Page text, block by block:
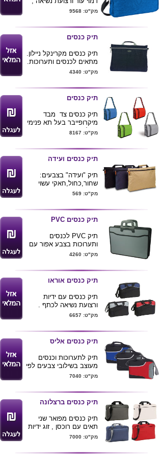
תא מרכזי + תא חיצוני
מגיע בצבע כחול , ניתן
להדפיס לוגו
מק"ט: 9568
תיק כנסים
תיק כנסים מקרינקל ניילון.
מתאים לכנסים ותערוכות.
מק"ט: 4340
תיק כנסים
תיק כנסים צד מבד
מיקרופייבר בעל תא פנימי
גדול
מידות : 27X33X40
מק"ט: 8167
תיק כנסים ועידה
תיק "ועידה" בצבעים:
שחור,כחול,חאקי עשוי
מבד קורדורה. מידה:
מק"ט: 569
תיק כנסים PVC
תיק PVC לכנסים
ותערוכות בצבע אפור עם
ידיות אחיזה נוחות ושטח
מק"ט: 4260
תיק כנסים אוראו
תיק כנסים עם ידיות
ורצועת נשיאה לכתף .
מידות :38X32 ס"מ
מק"ט: 6657
תיק כנסים אליס
תיק לתערוכות וכנסים
מעוצב בשילובי צבעים לפי
תמונה
להדפיס לוגו ע"ג התיק
מק"ט: 7040
תיק כנסים ברצלונה
תיק כנסים מפואר שני
תאים עם רוכסן , זוג ידיות
אחיזה עם סקוץ' המחבר
לכתף פריקה .
מק"ט: 7000